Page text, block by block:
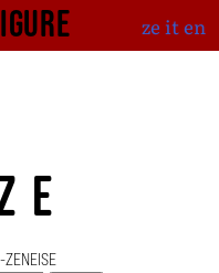
ze iten
ZENEISE